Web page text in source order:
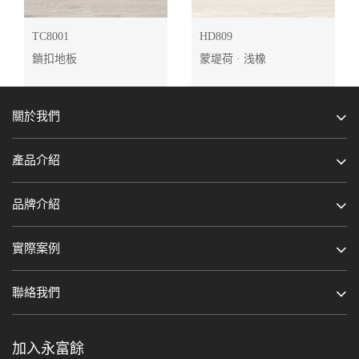
TC8001
鎖扣地板
HD809
蒙堤荷 · 浅橡
關於我們
產品介紹
品牌介紹
實際案例
聯絡我們
加入永富餘